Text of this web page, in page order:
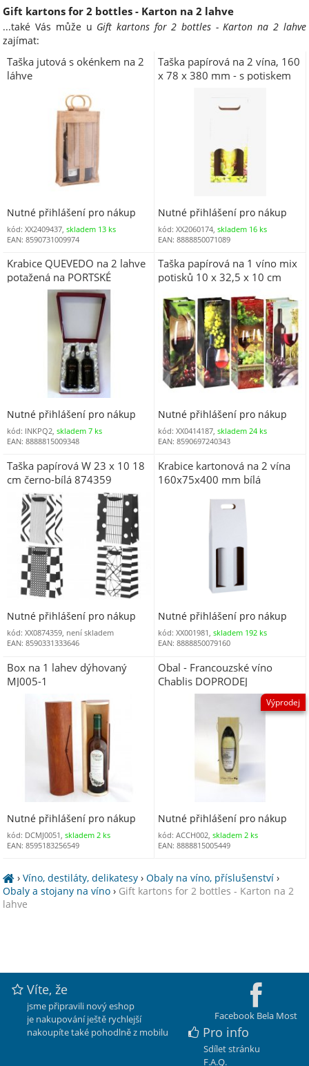
Gift kartons for 2 bottles - Karton na 2 lahve
...také Vás může u Gift kartons for 2 bottles - Karton na 2 lahve
zajímat:
Taška jutová s okénkem na 2
láhve
Nutné přihlášení pro nákup
kód: XX2409437, skladem 13 ks
EAN: 8590731009974
Taška papírová na 2 vína, 160
x 78 x 380 mm - s potiskem
Nutné přihlášení pro nákup
kód: XX2060174,skladem 16 ks
EAN: 8888850071089
Krabice QUEVEDO na 2 lahve
potažená na PORTSKÉ
Nutné přihlášení pro nákup
kód: INKPQ2, skladem 7 ks
EAN: 8888815009348
Taška papírová na 1 víno mix
potisků 10 x 32,5 x 10 cm
Nutné přihlášení pro nákup
kód: XX0414187,skladem 24 ks
EAN: 8590697240343
Taška papírová W 23 x 10 18
cm černo-bílá 874359
Nutné přihlášení pro nákup
kód: XX0874359, není skladem
EAN: 8590331333646
Krabice kartonová na 2 vína
160x75x400 mm bílá
Nutné přihlášení pro nákup
kód: XX001981,skladem 192 ks
EAN: 8888850079160
Box na 1 lahev dýhovaný
MJ005-1
Nutné přihlášení pro nákup
kód: DCMJ0051, skladem 2 ks
EAN: 8595183256549
Obal - Francouzské víno
Chablis DOPRODEJ
Výprodej
Nutné přihlášení pro nákup
kód: ACCH002,skladem 2 ks
EAN: 8888815005449
›Víno, destiláty, delikatesy ›Obaly na víno, příslušenství ›
Obaly a stojany na víno › Gift kartons for 2 bottles - Karton na 2
lahve
Facebook Bela Most
Víte, že
jsme připravili nový eshop
je nakupování ještě rychlejší
nakoupíte také pohodlně z mobilu
Pro info
Sdílet stránku
F.A.Q.